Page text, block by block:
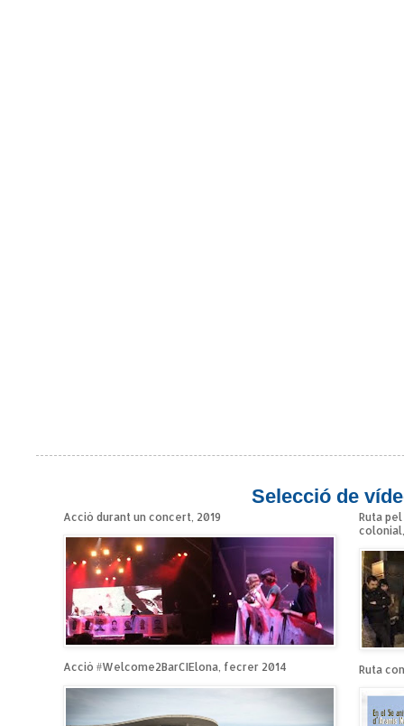
Selecció de
Acció durant un concert, 2019
Acció #Welcome2BarCIElona, fecrer 2014
Ruta
Ruta